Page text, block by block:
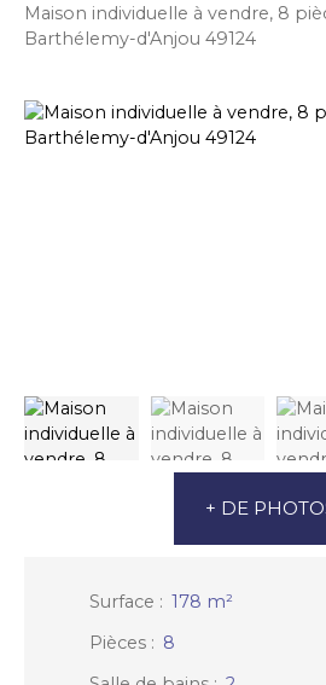
Maison individuelle à vendre, 8
Barthélemy-d'Anjou 49124
+ DE
Surface : 178 m²
Pièces : 8